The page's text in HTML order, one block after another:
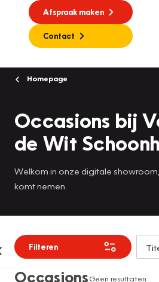
Afspraak maken
Contact
Homepage
Occasions bij
de Wit
Welkom in onze digitale
komt nemen.
Filteren
OccasionsGeen resultaten